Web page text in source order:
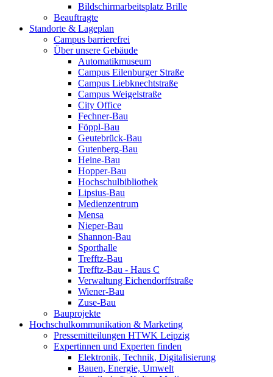
Bildschirmarbeitsplatz Brille
Beauftragte
Standorte & Lageplan
Campus barrierefrei
Über unsere Gebäude
Automatikmuseum
Campus Eilenburger Straße
Campus Liebknechtstraße
Campus Weigelstraße
City Office
Fechner-Bau
Föppl-Bau
Geutebrück-Bau
Gutenberg-Bau
Heine-Bau
Hopper-Bau
Hochschulbibliothek
Lipsius-Bau
Medienzentrum
Mensa
Nieper-Bau
Shannon-Bau
Sporthalle
Trefftz-Bau
Trefftz-Bau - Haus C
Verwaltung Eichendorffstraße
Wiener-Bau
Zuse-Bau
Bauprojekte
Hochschulkommunikation & Marketing
Pressemitteilungen HTWK Leipzig
Expertinnen und Experten finden
Elektronik, Technik, Digitalisierung
Bauen, Energie, Umwelt